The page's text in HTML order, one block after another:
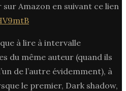
Amazon en suivant ce lien
à lire à intervalle
du même auteur (quand ils
de l’autre évidemment), à
le premier, Dark shadow,